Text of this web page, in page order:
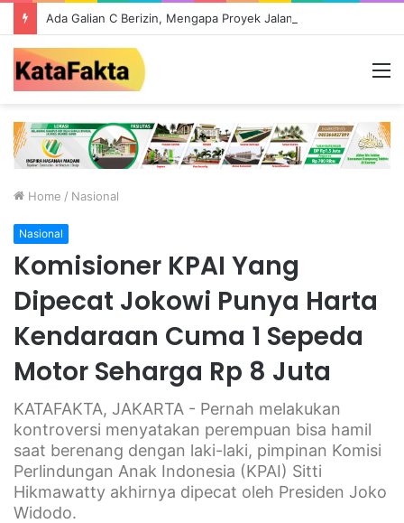
Home / Nasional
Nasional
Komisioner KPAI Yang
Dipecat Jokowi Punya Harta
Kendaraan Cuma 1 Sepeda
Motor Seharga Rp 8 Juta
KATAFAKTA, JAKARTA - Pernah melakukan
kontroversi menyatakan perempuan bisa hamil
saat berenang dengan laki-laki, pimpinan Komisi
Perlindungan Anak Indonesia (KPAI) Sitti
Hikmawatty akhirnya dipecat oleh Presiden Joko
Widodo.